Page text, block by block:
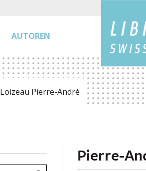
AUTOREN
Loizeau Pierre-André
Pierre-